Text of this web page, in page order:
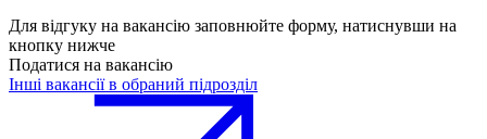
Для відгуку на вакансію заповнюйте форму, натиснувши на
кнопку нижче
Податися на вакансію
Інші вакансії в обраний підрозділ